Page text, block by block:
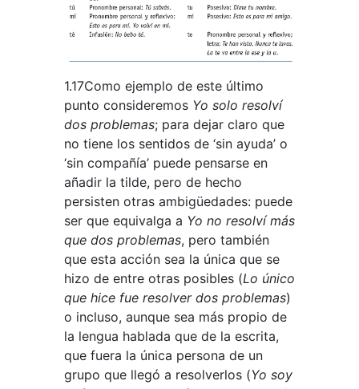
1.17Como ejemplo de este último
punto consideremos Yo solo resolví
dos problemas; para dejar claro que
no tiene los sentidos de ‘sin ayuda’ o
‘sin compañía’ puede pensarse en
añadir la tilde, pero de hecho
persisten otras ambigüedades: puede
ser que equivalga a Yo no resolví más
que dos problemas, pero también
que esta acción sea la única que se
hizo de entre otras posibles (Lo único
que hice fue resolver dos problemas)
o incluso, aunque sea más propio de
la lengua hablada que de la escrita,
que fuera la única persona de un
grupo que llegó a resolverlos (Yo soy